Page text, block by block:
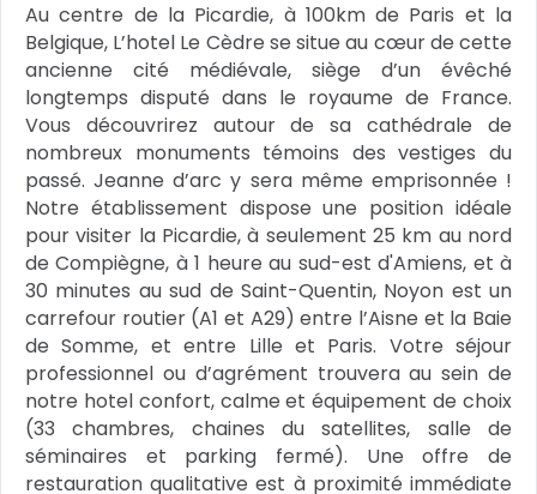
Au centre de la Picardie, à 100km de Paris et la
Belgique, L’hotel Le Cèdre se situe au cœur de cette
ancienne cité médiévale, siège d’un évêché
longtemps disputé dans le royaume de France.
Vous découvrirez autour de sa cathédrale de
nombreux monuments témoins des vestiges du
passé. Jeanne d’arc y sera même emprisonnée !
Notre établissement dispose une position idéale
pour visiter la Picardie, à seulement 25 km au nord
de Compiègne, à 1 heure au sud-est d'Amiens, et à
30 minutes au sud de Saint-Quentin, Noyon est un
carrefour routier (A1 et A29) entre l’Aisne et la Baie
de Somme, et entre Lille et Paris. Votre séjour
professionnel ou d’agrément trouvera au sein de
notre hotel confort, calme et équipement de choix
(33 chambres, chaines du satellites, salle de
séminaires et parking fermé). Une offre de
restauration qualitative est à proximité immédiate